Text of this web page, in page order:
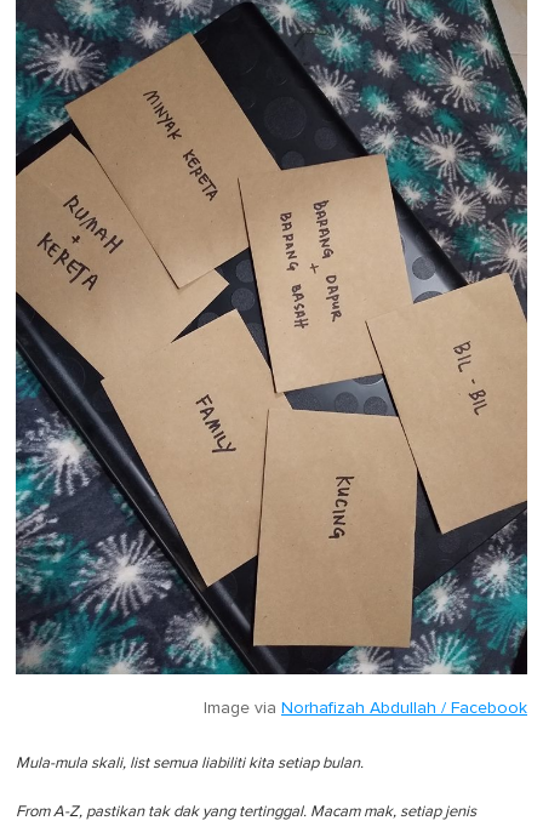
Image via Norhafizah Abdullah / Facebook
Mula-mula skali, list semua liabiliti kita setiap bulan.
From A-Z, pastikan tak dak yang tertinggal. Macam mak, setiap jenis